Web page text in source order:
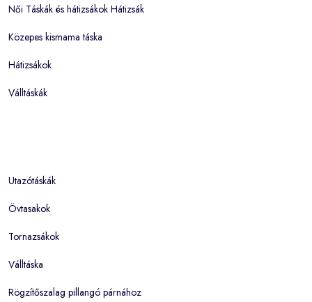
Női Táskák és hátizsákok Hátizsák
Közepes kismama táska
Hátizsákok
Válltáskák
Utazótáskák
Övtasakok
Tornazsákok
Válltáska
Rögzítőszalag pillangó párnához